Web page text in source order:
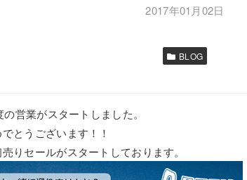
2017年01月02日
BLOG
営業がスタートしました。
とうございます！！
りセールがスタートしております。